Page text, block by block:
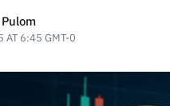
6:45 GMT-0